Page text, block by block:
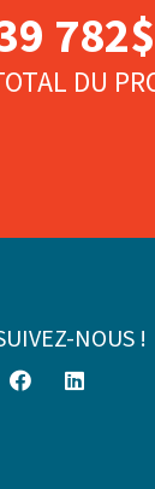
782$
DU
NOUS !